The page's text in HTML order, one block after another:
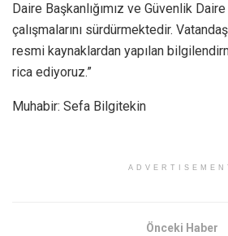
Daire Başkanlığımız ve Güvenlik Daire
çalışmalarını sürdürmektedir.
resmi kaynaklardan yapılan
rica ediyoruz.”
Muhabir: Sefa Bilgitekin
Önceki Haber